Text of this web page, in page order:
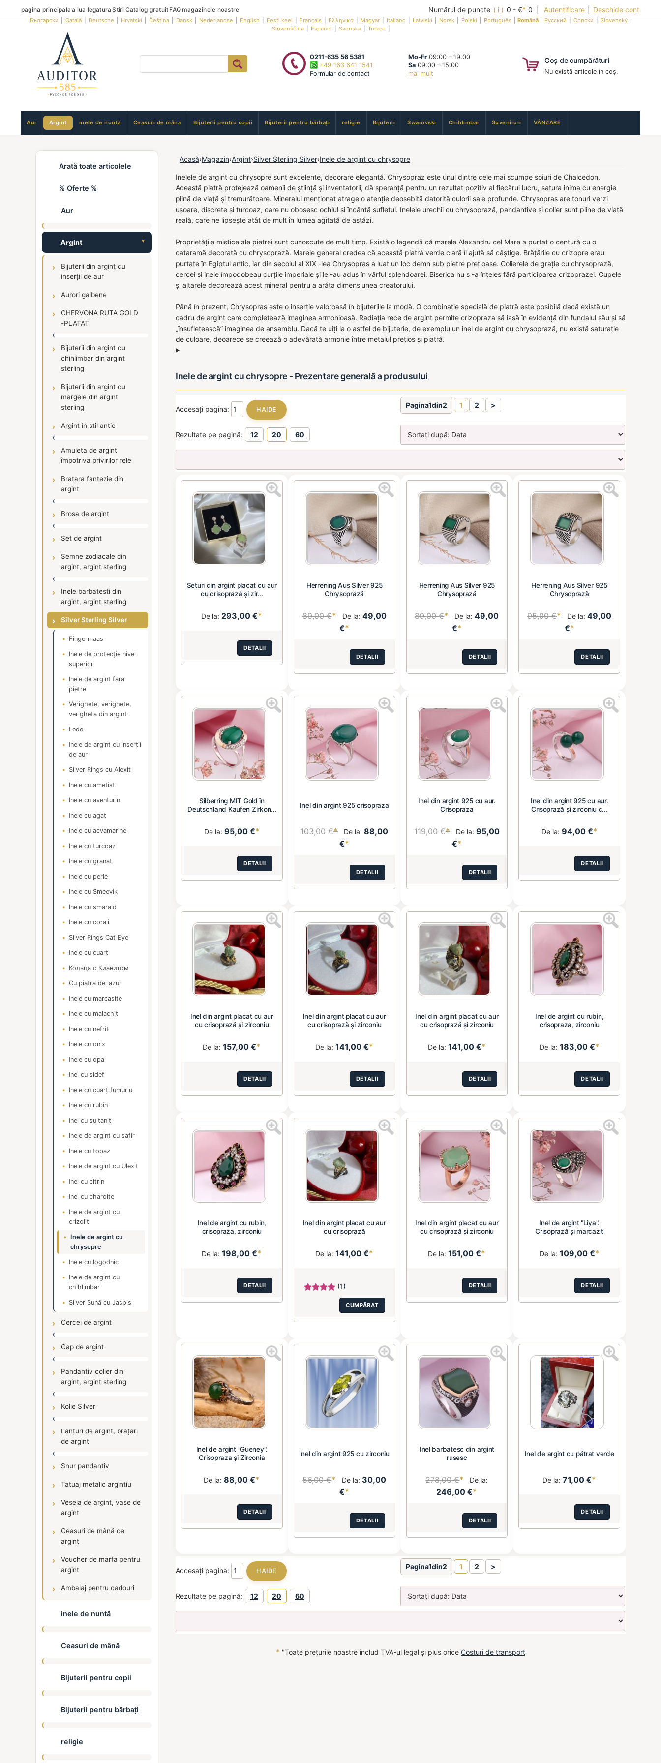
pagina principala a lua legatura Știri Catalog gratuit FAQmagazinele noastre Numărul de puncte ( i ) 0 - €* 0 | Autentificare Deschide cont
Български|Català|Deutsche|Hrvatski|Čeština|Dansk|Nederlandse|English|Eesti keel|Français|Ελληνικά|Magyar|Italiano|Latviski|Norsk|Polski|Português|Română|Русский|Српски|Slovenský|
Slovenščina
Español Svenska Türkçe
0211-635 56 5381
+49 163 641 1541
Formular de contact
Mo-Fr09:00 – 19:00
Sa09:00 – 15:00
mai mult
Coș de cumpărături
Nu există articole în coș.
Aur Argint inele de nuntă Ceasuri de mână Bijuterii pentru copii Bijuterii pentru bărbați religie Bijuterii Swarovski Chihlimbar Suveniruri VÂNZARE
Arată toate articolele
% Oferte %
Aur
Argint
Bijuterii din argint cu
inserții de aur
Aurori galbene
CHERVONA RUTA GOLD
-PLATAT
Bijuterii din argint cu
chihlimbar din argint
sterling
Bijuterii din argint cu
margele din argint
sterling
Argint în stil antic
Amuleta de argint
împotriva privirilor rele
Bratara fantezie din
argint
Brosa de argint
Set de argint
Semne zodiacale din
argint, argint sterling
Inele barbatesti din
argint, argint sterling
Silver Sterling Silver
Fingermaas
Inele de protecție nivel
superior
Inele de argint fara
pietre
Verighete, verighete,
verigheta din argint
Lede
Inele de argint cu inserții
de aur
Silver Rings cu Alexit
Inele cu ametist
Inele cu aventurin
Inele cu agat
Inele cu acvamarine
Inele cu turcoaz
Inele cu granat
Inele cu perle
Inele cu Smeevik
Inele cu smarald
Inele cu corali
Silver Rings Cat Eye
Inele cu cuarț
Кольца с Кианитом
Cu piatra de lazur
Inele cu marcasite
Inele cu malachit
Inele cu nefrit
Inele cu onix
Inele cu opal
Inel cu sidef
Inele cu cuarț fumuriu
Inele cu rubin
Inel cu sultanit
Inele de argint cu safir
Inele cu topaz
Inele de argint cu Ulexit
Inel cu citrin
Inel cu charoite
Inele de argint cu
crizolit
Inele de argint cu
chrysopre
Inele cu logodnic
Inele de argint cu
chihlimbar
Silver Sună cu Jaspis
Cercei de argint
Cap de argint
Pandantiv colier din
argint, argint sterling
Kolie Silver
Lanțuri de argint, brățări
de argint
Snur pandantiv
Tatuaj metalic argintiu
Vesela de argint, vase de
argint
Ceasuri de mână de
argint
Voucher de marfa pentru
argint
Ambalaj pentru cadouri
inele de nuntă
Ceasuri de mână
Bijuterii pentru copii
Bijuterii pentru bărbați
religie
Acasă›Magazin›Argint›Silver Sterling Silver›Inele de argint cu chrysopre
Inelele de argint cu chrysopre sunt excelente, decorare elegantă. Chrysopraz este unul dintre cele mai scumpe soiuri de Chalcedon.
Această piatră protejează oamenii de știință și inventatorii, dă speranță pentru un rezultat pozitiv al fiecărui lucru, satura inima cu energie
plină de viață și tremurătoare. Mineralul menționat atrage o atenție deosebită datorită culorii sale profunde. Chrysopras are tonuri verzi
ușoare, discrete și turcoaz, care nu obosesc ochiul și încântă sufletul. Inelele urechii cu chrysoprază, pandantive și colier sunt pline de viață
reală, care ne lipsește atât de mult în lumea agitată de astăzi.
Proprietățile mistice ale pietrei sunt cunoscute de mult timp. Există o legendă că marele Alexandru cel Mare a purtat o centură cu o
cataramă decorată cu chrysoprază. Marele general credea că această piatră verde clară îl ajută să câștige. Brățările cu crizopre erau
purtate în Egiptul antic, iar din secolul al XIX -lea Chrysopras a luat un loc demn sub pietre prețioase. Colierele de grație cu chrysoprază,
cercei și inele împodobeau curțile imperiale și le -au adus în vârful splendoarei. Biserica nu s -a înțeles fără participarea crizoprazei. Cupele
și altarele decorează acest mineral pentru a arăta dimensiunea creatorului.
Până în prezent, Chrysopras este o inserție valoroasă în bijuteriile la modă. O combinație specială de piatră este posibilă dacă există un
cadru de argint care completează imaginea armonioasă. Radiația rece de argint permite crizopraza să iasă în evidență din fundalul său și să
„însuflețească” imaginea de ansamblu. Dacă te uiți la o astfel de bijuterie, de exemplu un inel de argint cu chrysoprază, nu există saturație
de culoare, deoarece se creează o adevărată armonie între metalul prețios și piatră.
Inele de argint cu chrysopre - Prezentare generală a produsului
Accesați pagina: Pagina1din2 1 2 >
Rezultate pe pagină: 12 20 60
Seturi din argint placat cu aur
cu crisoprază și zir...
De la: 293,00 €*
DETALII
Herrening Aus Silver 925
Chrysoprază
89,00 €* De la: 49,00
€*
DETALII
Herrening Aus Silver 925
Chrysoprază
89,00 €* De la:49,00
€*
DETALII
Herrening Aus Silver 925
Chrysoprază
95,00 €* De la:49,00
€*
DETALII
Silberring MIT Gold în
Deutschland Kaufen Zirkonia
De la: 95,00 €*
DETALII
Inel din argint 925 crisopraza
103,00 €* De la:88,00
€*
DETALII
Inel din argint 925 cu aur.
Crisopraza
119,00 €* De la: 95,00
€*
DETALII
Inel din argint 925 cu aur.
Crisoprază și zirconiu c...
De la: 94,00 €*
DETALII
Inel din argint placat cu aur
cu crisoprază și zirconiu
De la:157,00 €*
DETALII
Inel din argint placat cu aur
cu crisoprază și zirconiu
De la:141,00 €*
DETALII
Inel din argint placat cu aur
cu crisoprază și zirconiu
De la: 141,00 €*
DETALII
Inel de argint cu rubin,
crisopraza, zirconiu
De la: 183,00 €*
DETALII
Inel de argint cu rubin,
crisopraza, zirconiu
De la:198,00 €*
DETALII
Inel din argint placat cu aur
cu crisoprază
De la:141,00 €*
(1)
CUMPĂRAT
Inel din argint placat cu aur
cu crisoprază și zirconiu
De la:151,00 €*
DETALII
Inel de argint "Liya".
Crisoprază și marcazit
De la: 109,00 €*
DETALII
Inel de argint "Gueney".
Crisopraza și Zirconia
De la:88,00 €*
DETALII
Inel din argint 925 cu zirconiu
56,00 €* De la: 30,00
€*
DETALII
Inel barbatesc din argint
rusesc
278,00 €* De la:
246,00 €*
DETALII
Inel de argint cu pătrat verde
De la:71,00 €*
DETALII
Accesați pagina: Pagina1din2 1 2 >
Rezultate pe pagină: 12 20 60
* "Toate prețurile noastre includ TVA-ul legal și plus orice Costuri de transport